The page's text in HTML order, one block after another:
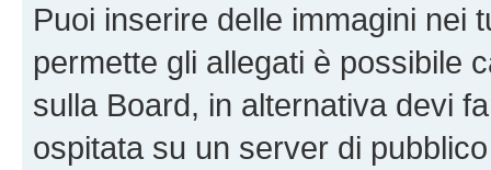
Puoi inserire delle immagini nei
permette gli allegati è possibile
sulla Board, in alternativa devi
ospitata su un server di